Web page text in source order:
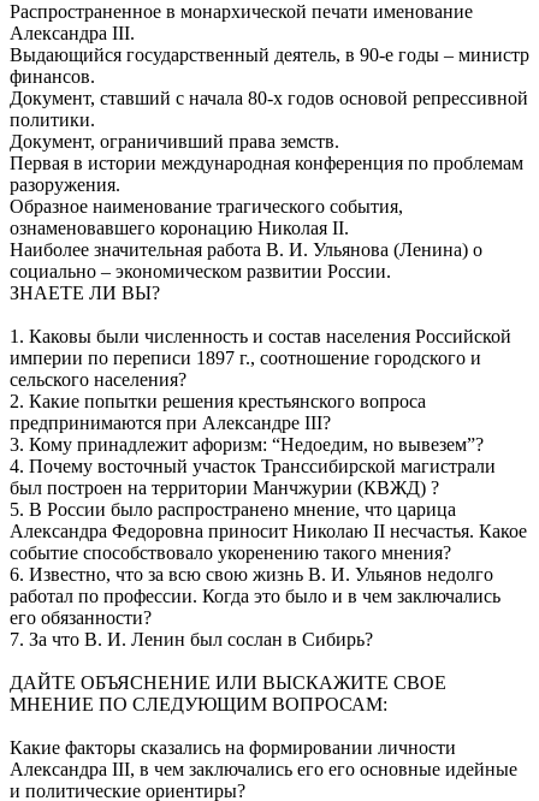
Распространенное в монархической печати именование
Александра III.
Выдающийся государственный деятель, в 90-е годы – министр
финансов.
Документ, ставший с начала 80-х годов основой репрессивной
политики.
Документ, ограничивший права земств.
Первая в истории международная конференция по проблемам
разоружения.
Образное наименование трагического события,
ознаменовавшего коронацию Николая II.
Наиболее значительная работа В. И. Ульянова (Ленина) о
социально – экономическом развитии России.
ЗНАЕТЕ ЛИ ВЫ?
1. Каковы были численность и состав населения Российской
империи по переписи 1897 г., соотношение городского и
сельского населения?
2. Какие попытки решения крестьянского вопроса
предпринимаются при Александре III?
3. Кому принадлежит афоризм: “Недоедим, но вывезем”?
4. Почему восточный участок Транссибирской магистрали
был построен на территории Манчжурии (КВЖД) ?
5. В России было распространено мнение, что царица
Александра Федоровна приносит Николаю II несчастья. Какое
событие способствовало укоренению такого мнения?
6. Известно, что за всю свою жизнь В. И. Ульянов недолго
работал по профессии. Когда это было и в чем заключались
его обязанности?
7. За что В. И. Ленин был сослан в Сибирь?
ДАЙТЕ ОБЪЯСНЕНИЕ ИЛИ ВЫСКАЖИТЕ СВОЕ
МНЕНИЕ ПО СЛЕДУЮЩИМ ВОПРОСАМ:
Какие факторы сказались на формировании личности
Александра III, в чем заключались его его основные идейные
и политические ориентиры?